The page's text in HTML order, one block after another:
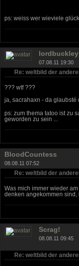
ps: weiss wer wieviele
lordbuckley
07.08.11 19:30
Re: weltbild der
??? wtf ???
ja, sacrahaxn - da glaubsté
ps: zum thema tatoo ist zu
geworden zu sein ...
BloodCountess
08.08.11 07:52
Re: weltbild der
Was mich immer wieder
denken angekommen
Scrag!
08.08.11 09:45
Re: weltbild der